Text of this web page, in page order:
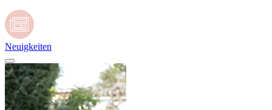
Neuigkeiten